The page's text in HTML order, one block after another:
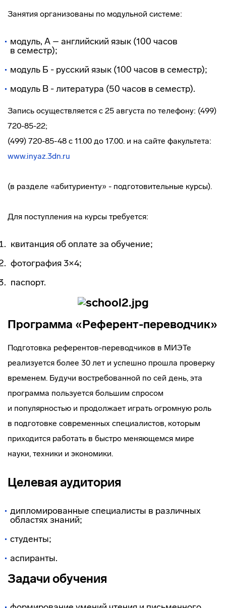
Занятия организованы по модульной системе:
модуль, А – английский язык (100 часов
в семестр);
модуль Б - русский язык (100 часов в семестр);
модуль В - литература (50 часов в семестр).
Запись осуществляется с 25 августа по телефону: (499)
720-85-22;
(499) 720-85-48 с 11.00 до 17.00. и на сайте факультета:
www.inyaz.3dn.ru
(в разделе «абитуриенту» - подготовительные курсы).
Для поступления на курсы требуется:
квитанция об оплате за обучение;
фотография 3×4;
паспорт.
Программа «Референт-переводчик»
Подготовка референтов-переводчиков в МИЭТе
реализуется более 30 лет и успешно прошла проверку
временем. Будучи востребованной по сей день, эта
программа пользуется большим спросом
и популярностью и продолжает играть огромную роль
в подготовке современных специалистов, которым
приходится работать в быстро меняющемся мире
науки, техники и экономики.
Целевая аудитория
дипломированные специалисты в различных
областях знаний;
студенты;
аспиранты.
Задачи обучения